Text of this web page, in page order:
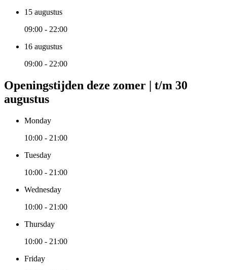
15 augustus
09:00 - 22:00
16 augustus
09:00 - 22:00
Openingstijden deze zomer | t/m 30
augustus
Monday
10:00 - 21:00
Tuesday
10:00 - 21:00
Wednesday
10:00 - 21:00
Thursday
10:00 - 21:00
Friday